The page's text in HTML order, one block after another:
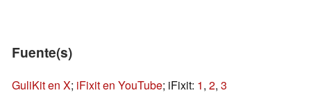
Fuente(s)
GuliKit en X; iFixit en YouTube; iFixit: 1, 2, 3